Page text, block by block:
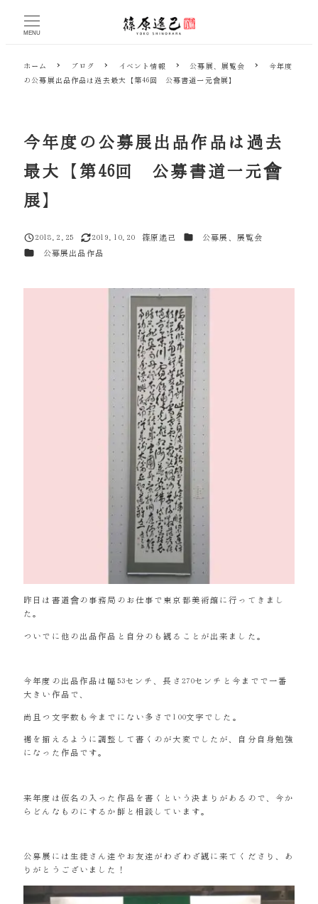
MENU
ホーム ブログ イベント情報 公募展、展覧会
今年度
の公募展出品作品は過去最大【第46回 公募書道一元會展】
今年度の公募展出品作品は過去
最大【第46回 公募書道一元會
展】
投稿日
2018.2.25
更新日
2019.10.20
篠原遙己 カテゴリー
公募展、展覧会
カテゴリー公募展出品作品
昨日は書道會の事務局のお仕事で東京都美術館に行ってきまし
た。
ついでに他の出品作品と自分のも観ることが出来ました。
今年度の出品作品は幅53センチ、長さ270センチと今までで一番
大きい作品で、
尚且つ文字数も今までにない多さで100文字でした。
裾を揃えるように調整して書くのが大変でしたが、自分自身勉強
になった作品です。
来年度は仮名の入った作品を書くという決まりがあるので、今か
らどんなものにするか師と相談しています。
公募展には生徒さん達やお友達がわざわざ観に来てくださり、あ
りがとうございました！